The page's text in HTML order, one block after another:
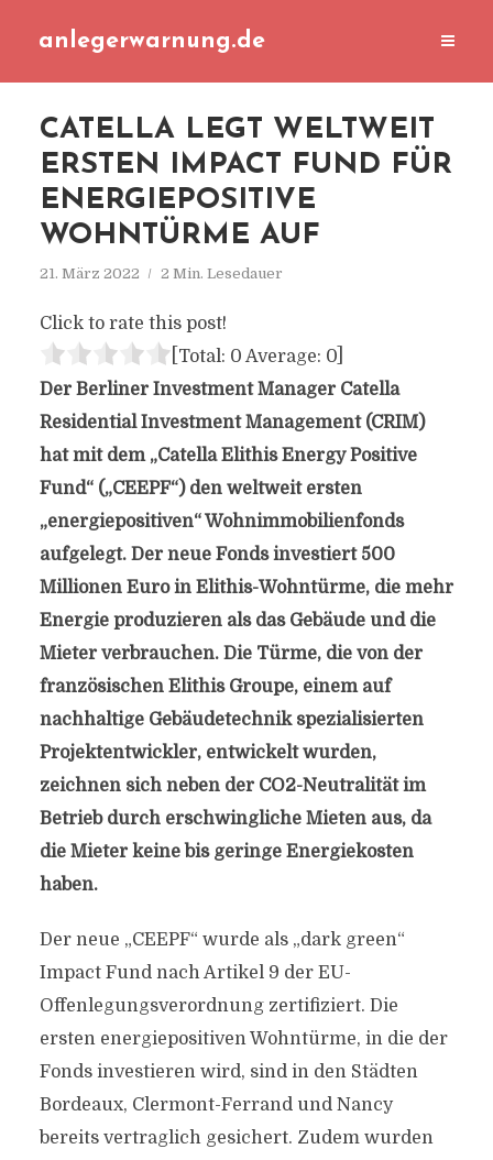
anlegerwarnung.de
CATELLA LEGT WELTWEIT
ERSTEN IMPACT FUND FÜR
ENERGIEPOSITIVE
WOHNTÜRME AUF
21. März 2022 2 Min. Lesedauer
Click to rate this post!
[Total: 0 Average: 0]
Der Berliner Investment Manager Catella
Residential Investment Management (CRIM)
hat mit dem „Catella Elithis Energy Positive
Fund“ („CEEPF“) den weltweit ersten
„energiepositiven“ Wohnimmobilienfonds
aufgelegt. Der neue Fonds investiert 500
Millionen Euro in Elithis-Wohntürme, die mehr
Energie produzieren als das Gebäude und die
Mieter verbrauchen. Die Türme, die von der
französischen Elithis Groupe, einem auf
nachhaltige Gebäudetechnik spezialisierten
Projektentwickler, entwickelt wurden,
zeichnen sich neben der CO2-Neutralität im
Betrieb durch erschwingliche Mieten aus, da
die Mieter keine bis geringe Energiekosten
haben.
Der neue „CEEPF“ wurde als „dark green“
Impact Fund nach Artikel 9 der EU-
Offenlegungsverordnung zertifiziert. Die
ersten energiepositiven Wohntürme, in die der
Fonds investieren wird, sind in den Städten
Bordeaux, Clermont-Ferrand und Nancy
bereits vertraglich gesichert. Zudem wurden